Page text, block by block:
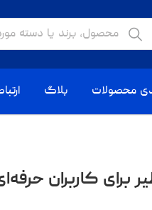
محصولات بلاگ